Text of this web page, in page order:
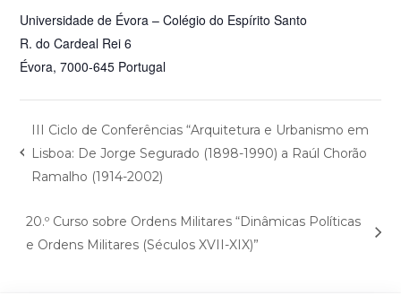
Universidade de Évora – Colégio do Espírito Santo
R. do Cardeal Rei 6
Évora, 7000-645 Portugal
III Ciclo de Conferências “Arquitetura e Urbanismo em
Lisboa: De Jorge Segurado (1898-1990) a Raúl Chorão
Ramalho (1914-2002)
20.º Curso sobre Ordens Militares “Dinâmicas Políticas
e Ordens Militares (Séculos XVII-XIX)”